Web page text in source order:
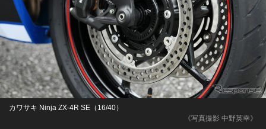
《写真撮影 中野英幸》
カワサキ Ninja ZX-4R SE（16/40）